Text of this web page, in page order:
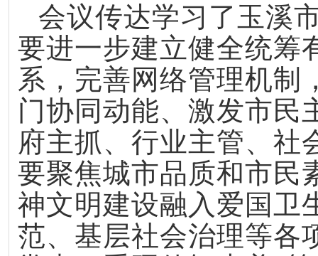
会议传达学习了玉溪
要进一步建立健全统筹
系，完善网络管理机制
门协同动能、激发市民
府主抓、行业主管、社
要聚焦城市品质和市民
神文明建设融入爱国卫
范、基层社会治理等各